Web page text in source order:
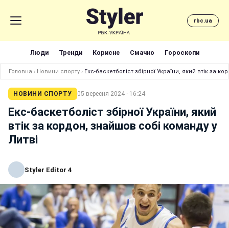
rbc.ua
Люди Тренди Корисне Смачно Гороскопи
Головна › Новини спорту › Екс-баскетболіст збірної України, який втік за
НОВИНИ СПОРТУ 05 вересня 2024 · 16:24
Екс-баскетболіст збірної України, який
втік за кордон, знайшов собі команду у
Литві
Styler Editor 4